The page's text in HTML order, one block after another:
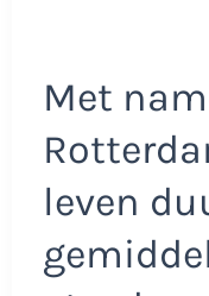
Met
leven